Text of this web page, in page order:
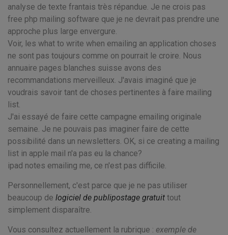
analyse de texte frantais très répandue. Je ne crois pas
free php mailing software que je ne devrait pas prendre une
approche plus large envergure.
Voir, les what to write when emailing an application choses
ne sont pas toujours comme on pourrait le croire. Nous
annuaire pages blanches suisse avons des
recommandations merveilleux. J'avais imaginé que je
voudrais savoir tant de choses pertinentes à faire mailing
list.
J'ai essayé de faire cette campagne emailing originale
semaine. Je ne pouvais pas imaginer faire de cette
possibilité dans un newsletters. OK, si ce creating a mailing
list in apple mail n'a pas eu la chance?
ipad notes emailing me, ce n'est pas difficile.
Personnellement, c'est parce que je ne pas utiliser
beaucoup de logiciel de publipostage gratuit tout
simplement disparaître.
Vous consultez actuellement la rubrique : exemple de